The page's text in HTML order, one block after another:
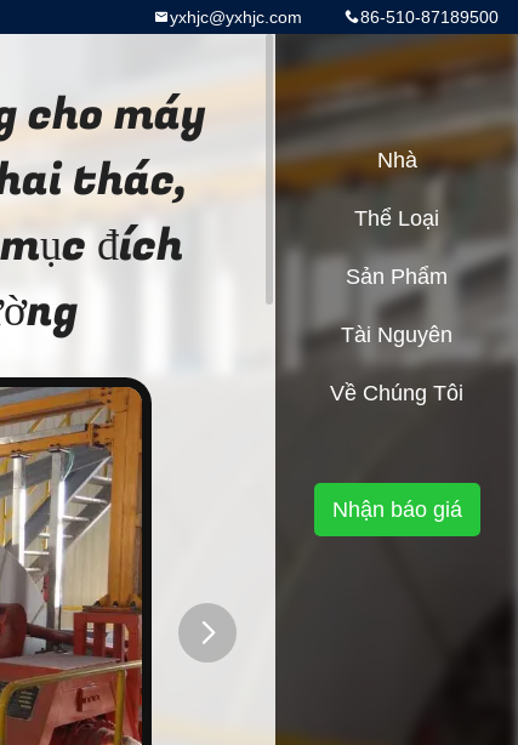
86-510-87189500
yxhjc@yxhjc.com
cho máy
thác,
đích
Nhà
Thể Loại
Sản Phẩm
Tài Nguyên
Về Chúng Tôi
Nhận báo giá